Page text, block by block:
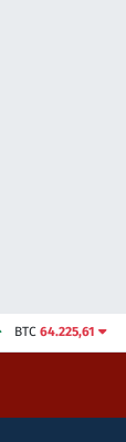
BTC 64.225,61